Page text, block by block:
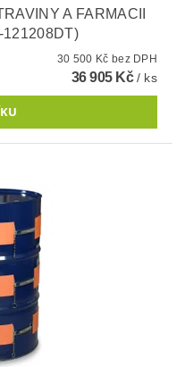
A FARMACII
121208DT)
30 500 Kč bez DPH
36 905 Kč/ ks